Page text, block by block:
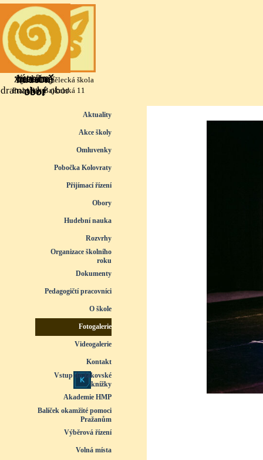
Přejít na obsah
výtvarný
taneční
literárně
hudební
Základní umělecká škola
Praha 10, Bajkalská 11
obor
obor
dramatický obor
obor
Přeskočit menu
Aktuality
Akce školy
Omluvenky
Pobočka Kolovraty
Přijímací řízení
Obory
Hudební nauka
Rozvrhy
Organizace školního
roku
Dokumenty
Pedagogičtí pracovníci
O škole
Fotogalerie
Videogalerie
Kontakt
Vstup do žákovské
knížky
Akademie HMP
Balíček okamžité pomoci
Pražanům
Výběrová řízení
Volná místa